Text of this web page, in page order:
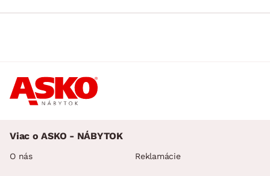
Viac o ASKO - NÁBYTOK
O nás Reklamácie